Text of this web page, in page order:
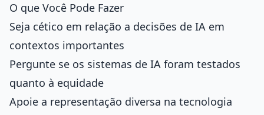
O que Você Pode Fazer
Seja cético em relação a decisões de IA em
contextos importantes
Pergunte se os sistemas de IA foram testados
quanto à equidade
Apoie a representação diversa na tecnologia